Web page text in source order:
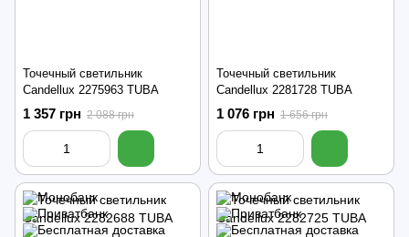
Точечный светильник
Candellux 2275963 TUBA
1 357 грн 2 088 грн
Точечный светильник
Candellux 2281728 TUBA
1 076 грн 1 656 грн